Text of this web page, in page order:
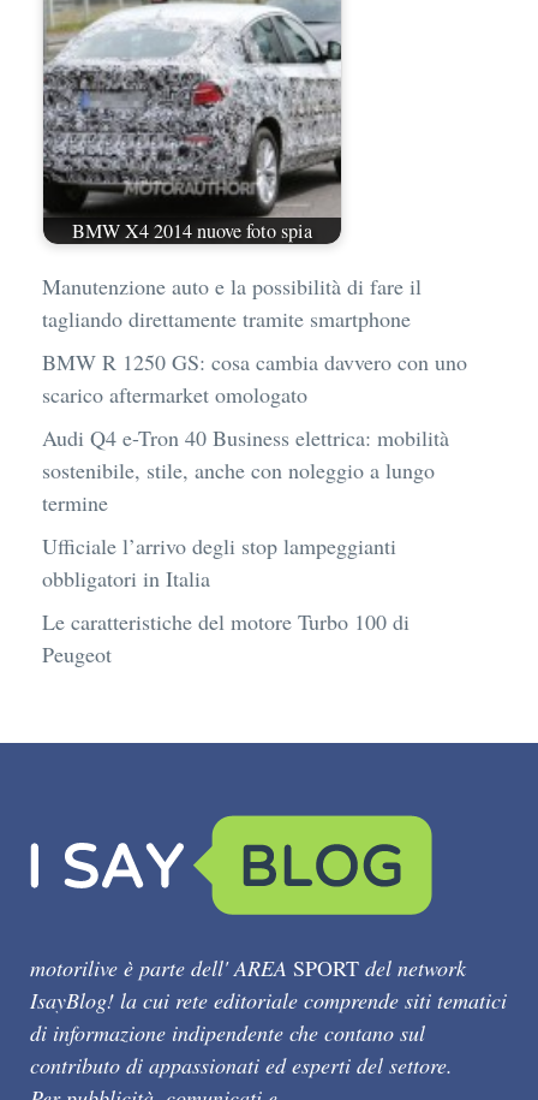
BMW X4 2014 nuove foto spia
Manutenzione auto e la possibilità di fare il
tagliando direttamente tramite smartphone
BMW R 1250 GS: cosa cambia davvero con uno
scarico aftermarket omologato
Audi Q4 e-Tron 40 Business elettrica: mobilità
sostenibile, stile, anche con noleggio a lungo
termine
Ufficiale l’arrivo degli stop lampeggianti
obbligatori in Italia
Le caratteristiche del motore Turbo 100 di
Peugeot
motorilive è parte dell' AREA SPORT del network
IsayBlog! la cui rete editoriale comprende siti tematici
di informazione indipendente che contano sul
contributo di appassionati ed esperti del settore.